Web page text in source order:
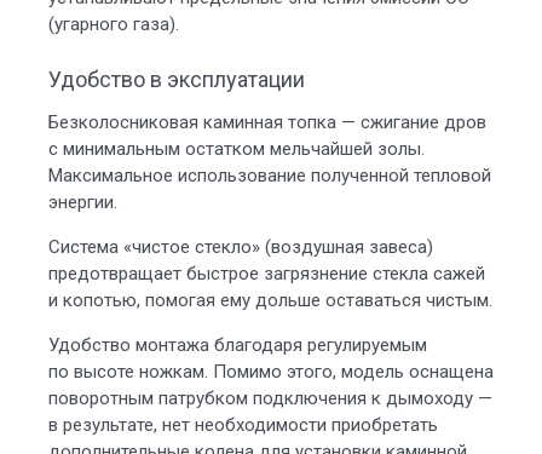
(угарного газа).
Удобство в эксплуатации
Безколосниковая каминная топка — сжигание дров
с минимальным остатком мельчайшей золы.
Максимальное использование полученной тепловой
энергии.
Система «чистое стекло» (воздушная завеса)
предотвращает быстрое загрязнение стекла сажей
и копотью, помогая ему дольше оставаться чистым.
Удобство монтажа благодаря регулируемым
по высоте ножкам. Помимо этого, модель оснащена
поворотным патрубком подключения к дымоходу —
в результате, нет необходимости приобретать